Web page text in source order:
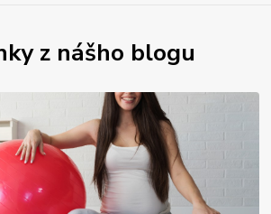
z nášho blogu